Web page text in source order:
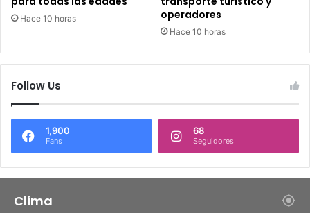
Hace 10 horas
operadores
Hace 10 horas
Follow Us
1,900
Fans
68
Seguidores
Clima